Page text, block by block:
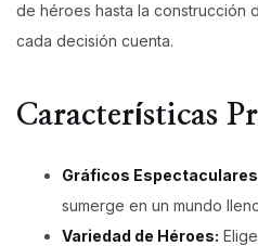
de héroes hasta la construcción
cada decisión cuenta.
Características
Gráficos
sumerge en un mundo
Variedad de Héroes: